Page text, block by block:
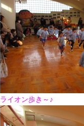
ライオン歩き～♪